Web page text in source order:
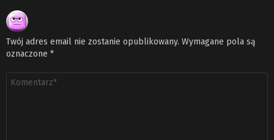
Twój adres email nie zostanie opublikowany. Wymagane pola są
oznaczone *
Komentarz